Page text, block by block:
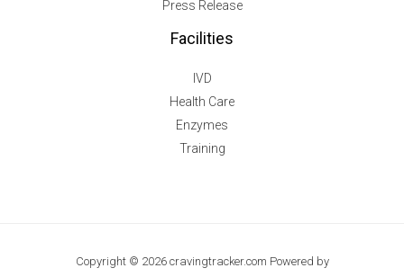
Press Release
Facilities
IVD
Health Care
Enzymes
Training
Copyright © 2026 cravingtracker.com Powered by